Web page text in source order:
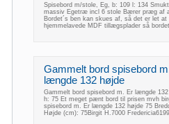
Spisebord m/stole, Eg, b: 109 l: 134
massiv Egetræ incl 6 stole Bærer præg af
Bordet´s ben kan skues af, så det er let
hjemmelavede MDF tillægsplader så
Gammelt bord spisebord
længde 132 højde
Gammelt bord spisebord m. Er længde
h: 75 Et meget pænt bord til prisen mvh
spisebord m. Er længde 132 højde 75
Højde (cm): 75Birgit H.7000